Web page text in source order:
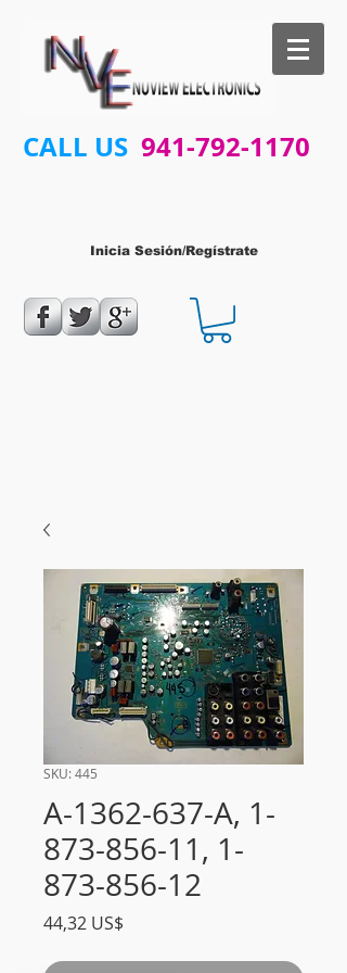
CALL US 941-792-1170
Inicia Sesión/Regístrate
SKU: 445
A-1362-637-A, 1-
873-856-11, 1-
873-856-12
44,32 US$